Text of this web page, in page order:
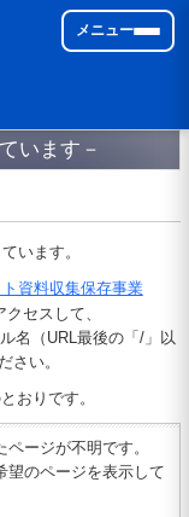
メニュー
います－
います。
資料収集保存事業
セスして、
名（URL最後の「/」以
さい。
おりです。
ージが不明です。
望のページを表示して